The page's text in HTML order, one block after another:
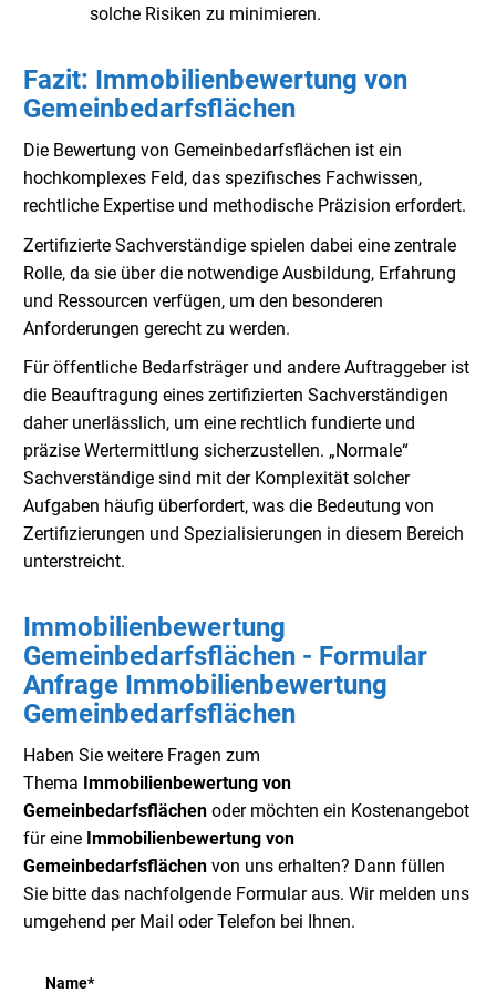
solche Risiken zu minimieren.
Fazit: Immobilienbewertung von
Gemeinbedarfsflächen
Die Bewertung von Gemeinbedarfsflächen ist ein
hochkomplexes Feld, das spezifisches Fachwissen,
rechtliche Expertise und methodische Präzision erfordert.
Zertifizierte Sachverständige spielen dabei eine zentrale
Rolle, da sie über die notwendige Ausbildung, Erfahrung
und Ressourcen verfügen, um den besonderen
Anforderungen gerecht zu werden.
Für öffentliche Bedarfsträger und andere Auftraggeber ist
die Beauftragung eines zertifizierten Sachverständigen
daher unerlässlich, um eine rechtlich fundierte und
präzise Wertermittlung sicherzustellen. „Normale“
Sachverständige sind mit der Komplexität solcher
Aufgaben häufig überfordert, was die Bedeutung von
Zertifizierungen und Spezialisierungen in diesem Bereich
unterstreicht.
Immobilienbewertung
Gemeinbedarfsflächen - Formular
Anfrage Immobilienbewertung
Gemeinbedarfsflächen
Haben Sie weitere Fragen zum
Thema Immobilienbewertung von
Gemeinbedarfsflächen oder möchten ein Kostenangebot
für eine Immobilienbewertung von
Gemeinbedarfsflächen von uns erhalten? Dann füllen
Sie bitte das nachfolgende Formular aus. Wir melden uns
umgehend per Mail oder Telefon bei Ihnen.
Name*